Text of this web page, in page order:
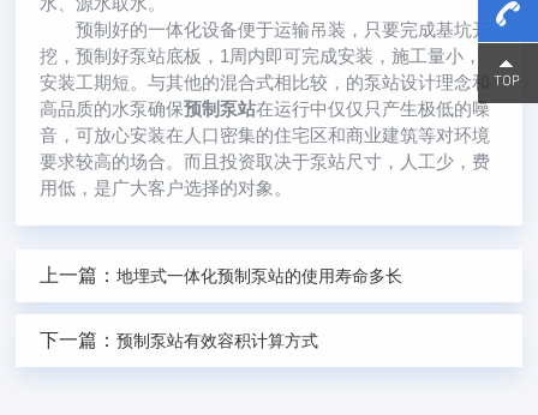
预制好的一体化设备便于运输吊装，只要完成基坑开
挖，预制好泵站底板，1周内即可完成安装，施工量小，
安装工期短。与其他的混合式相比较，的泵站设计理念和
高品质的水泵确保预制泵站在运行中仅仅只产生极低的噪
音，可放心安装在人口密集的住宅区和商业建筑等对环境
要求较高的场合。而且投资取决于泵站尺寸，人工少，费
用低，是广大客户选择的对象。
上一篇：地埋式一体化预制泵站的使用寿命多长
下一篇：预制泵站有效容积计算方式